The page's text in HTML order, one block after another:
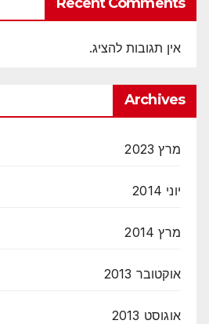
אין תגובות להציג.
Archives
מרץ 2023
יוני 2014
מרץ 2014
אוקטובר 2013
אוגוסט 2013